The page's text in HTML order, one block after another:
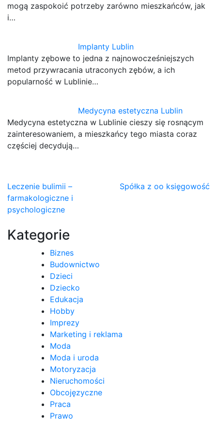
mogą zaspokoić potrzeby zarówno mieszkańców, jak
i…
Implanty Lublin
Implanty zębowe to jedna z najnowocześniejszych
metod przywracania utraconych zębów, a ich
popularność w Lublinie…
Medycyna estetyczna Lublin
Medycyna estetyczna w Lublinie cieszy się rosnącym
zainteresowaniem, a mieszkańcy tego miasta coraz
częściej decydują…
Nawigacja
wpisu
Leczenie bulimii –
farmakologiczne i
psychologiczne
Spółka z oo księgowość
Kategorie
Biznes
Budownictwo
Dzieci
Dziecko
Edukacja
Hobby
Imprezy
Marketing i reklama
Moda
Moda i uroda
Motoryzacja
Nieruchomości
Obcojęzyczne
Praca
Prawo